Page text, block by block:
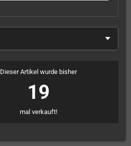
Dieser Artikel wurde bisher
19
mal verkauft!